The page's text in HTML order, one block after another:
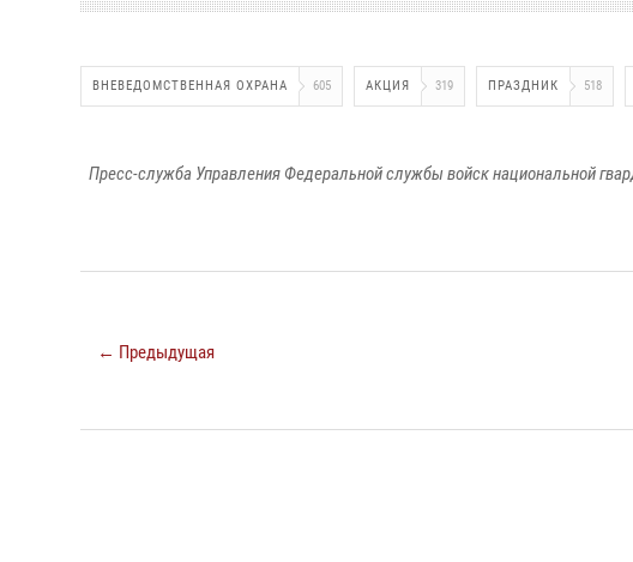
ВНЕВЕДОМСТВЕННАЯ ОХРАНА 605 АКЦИЯ 319 ПРАЗДНИК 518
Пресс-служба Управления Федеральной службы войск национальной
← Предыдущая